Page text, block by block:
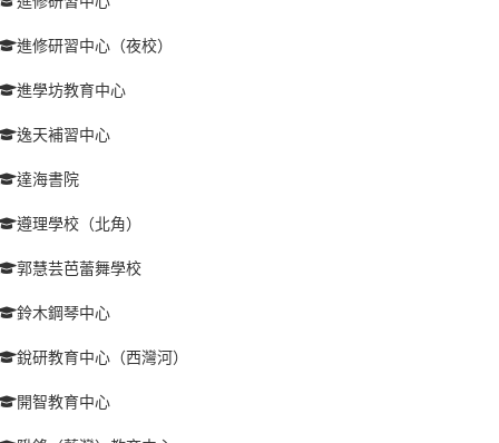
進修研習中心（夜校）
進學坊教育中心
逸天補習中心
達海書院
遵理學校（北角）
郭慧芸芭蕾舞學校
鈴木鋼琴中心
銳研教育中心（西灣河）
開智教育中心